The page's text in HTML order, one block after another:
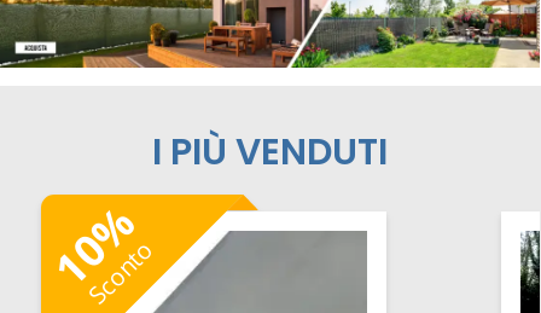
I PIÙ VENDUTI
10
%
Sconto